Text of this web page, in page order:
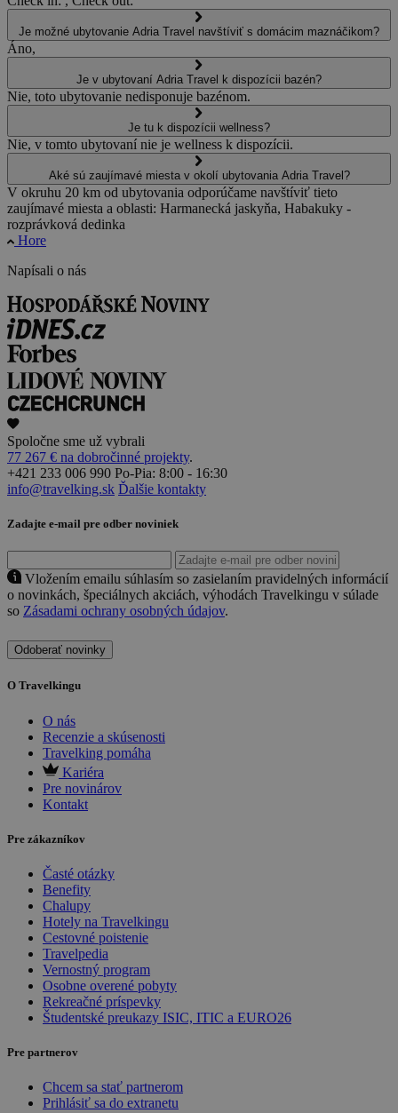
Je možné ubytovanie Adria Travel navštíviť s domácim maznáčikom?
Áno,
Je v ubytovaní Adria Travel k dispozícii bazén?
Nie, toto ubytovanie nedisponuje bazénom.
Je tu k dispozícii wellness?
Nie, v tomto ubytovaní nie je wellness k dispozícii.
Aké sú zaujímavé miesta v okolí ubytovania Adria Travel?
V okruhu 20 km od ubytovania odporúčame navštíviť tieto
zaujímavé miesta a oblasti: Harmanecká jaskyňa, Habakuky -
rozprávková dedinka
Hore
Napísali o nás
Spoločne sme už vybrali
77 267 € na dobročinné projekty.
+421 233 006 990 Po-Pia: 8:00 - 16:30
info@travelking.sk Ďalšie kontakty
Zadajte e-mail pre odber noviniek
Vložením emailu súhlasím so zasielaním pravidelných informácií
o novinkách, špeciálnych akciách, výhodách Travelkingu v súlade
so Zásadami ochrany osobných údajov.
Odoberať novinky
O Travelkingu
O nás
Recenzie a skúsenosti
Travelking pomáha
Kariéra
Pre novinárov
Kontakt
Pre zákazníkov
Časté otázky
Benefity
Chalupy
Hotely na Travelkingu
Cestovné poistenie
Travelpedia
Vernostný program
Osobne overené pobyty
Rekreačné príspevky
Študentské preukazy ISIC, ITIC a EURO26
Pre partnerov
Chcem sa stať partnerom
Prihlásiť sa do extranetu